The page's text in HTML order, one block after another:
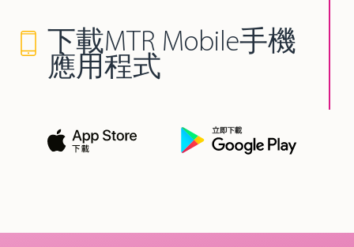
下載MTR Mobile手機
應用程式